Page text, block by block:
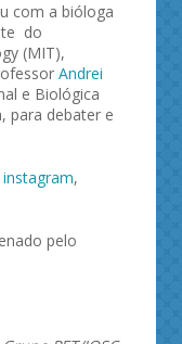
com a bióloga
do
(MIT),
Andrei
e Biológica
para debater e
instagram,
pelo